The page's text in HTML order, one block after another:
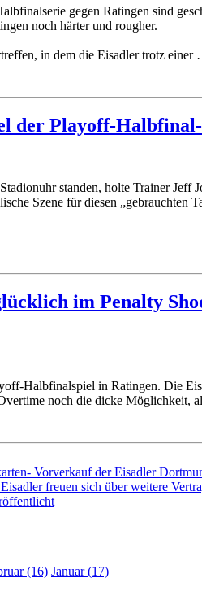
gegen Ratingen sind
noch härter und rougher.
in dem die Eisadler trotz einer
der Playoff-
standen, holte Trainer
Szene für diesen „gebrauchten
im Penalty
Halbfinalspiel in Ratingen. Die
noch die dicke Möglichkeit,
Vorverkauf der Eisadler
freuen sich über weitere
(16) Januar (17)